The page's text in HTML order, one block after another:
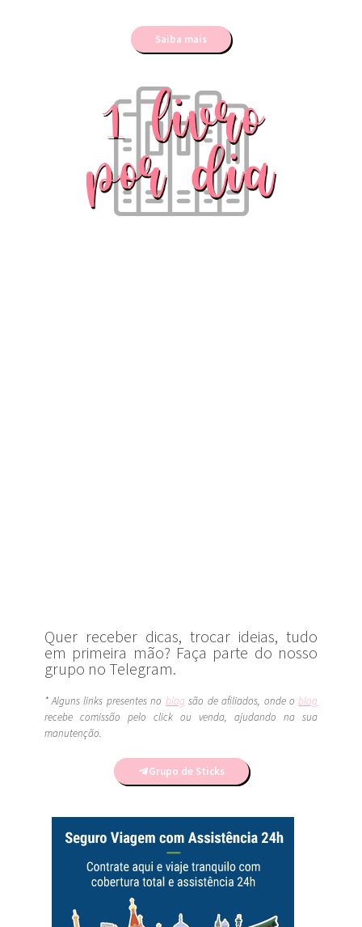
Saiba mais
Quer receber dicas, trocar ideias, tudo
em primeira mão? Faça parte do nosso
grupo no Telegram.
* Alguns links presentes no blog são de afiliados, onde oblog
recebe comissão pelo click ou venda, ajudando na sua
manutenção.
Grupo de Sticks